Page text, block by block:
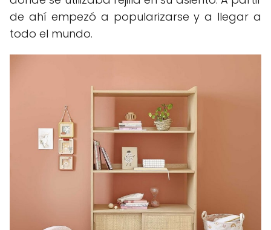
de ahí empezó a popularizarse y a llegar a
todo el mundo.